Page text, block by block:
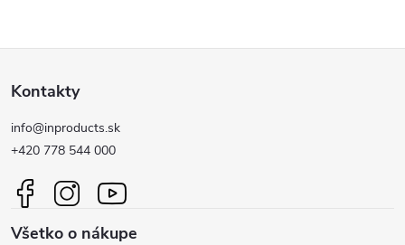
á
p
ä
Kontakty
info@inproducts.sk
+420 778 544 000
Všetko o nákupe